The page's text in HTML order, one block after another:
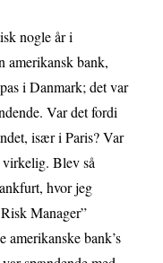
nogle år i
amerikansk bank,
i Danmark; det var
Var det fordi
især i Paris? Var
virkelig. Blev så
hvor jeg
Manager”
bank’s